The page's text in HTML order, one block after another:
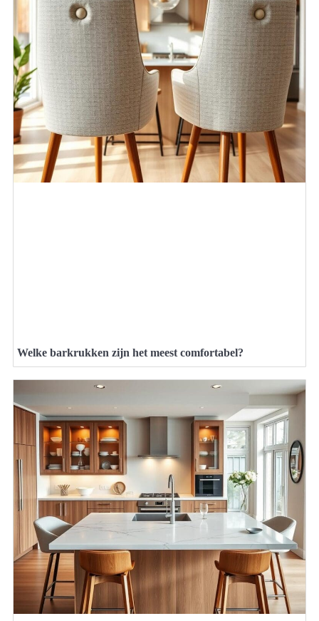
Welke barkrukken zijn het meest comfortabel?